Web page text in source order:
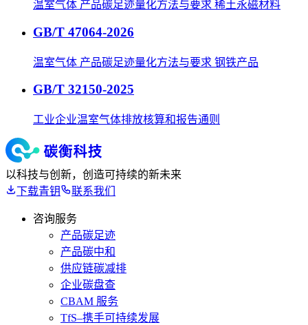
温室气体 产品碳足迹量化方法与要求 稀土永磁材料
GB/T 47064-2026
温室气体 产品碳足迹量化方法与要求 钢铁产品
GB/T 32150-2025
工业企业温室气体排放核算和报告通则
以科技与创新，创造可持续的新未来
下载青钥
联系我们
咨询服务
产品碳足迹
产品碳中和
供应链碳减排
企业碳盘查
CBAM 服务
TfS–携手可持续发展